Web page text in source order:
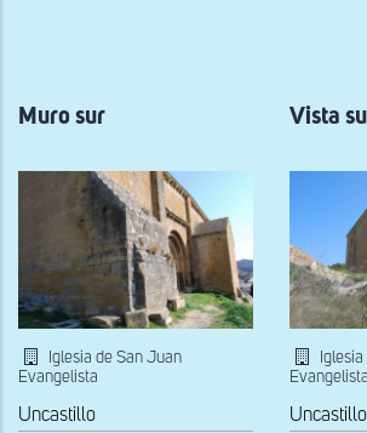
navegación
Muro sur
Iglesia de San Juan
Evangelista
Uncastillo
Vista
Evangelista
Uncastillo